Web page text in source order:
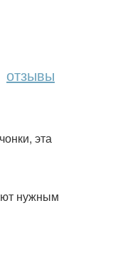
отзывы
эта
нужным